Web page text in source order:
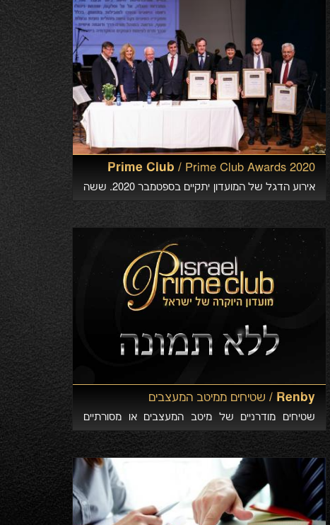
Prime Club / Prime Club Awards 2020
אירוע הדגל של המועדון יתקיים בספטמבר 2020. ששה
מבכירי המועדון יזכו לאות הוקרה על פועלם לאורך
השנים למען החברה והמדינה. הבטיחו לעצמכם מקום !
Renby / שטיחים ממיטב המעצבים
שטיחים מודרניים של מיטב המעצבים או מסורתיים
מפאר ארמונות ורסאי